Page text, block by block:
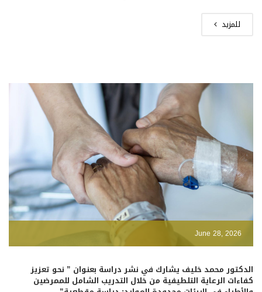
للمزيد
June 28, 2026
الدكتور محمد خليف يشارك في نشر دراسة بعنوان ” نحو تعزيز
كفاءات الرعاية التلطيفية من خلال التدريب الشامل للممرضين